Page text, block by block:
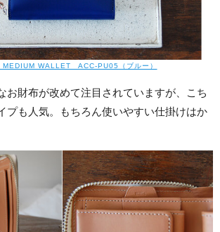
MEDIUM WALLET ACC-PU05（ブルー）
お財布が改めて注目されていますが、こち
プも人気。もちろん使いやすい仕掛けはか